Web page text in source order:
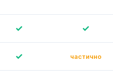
✓ ✓
✓ частично